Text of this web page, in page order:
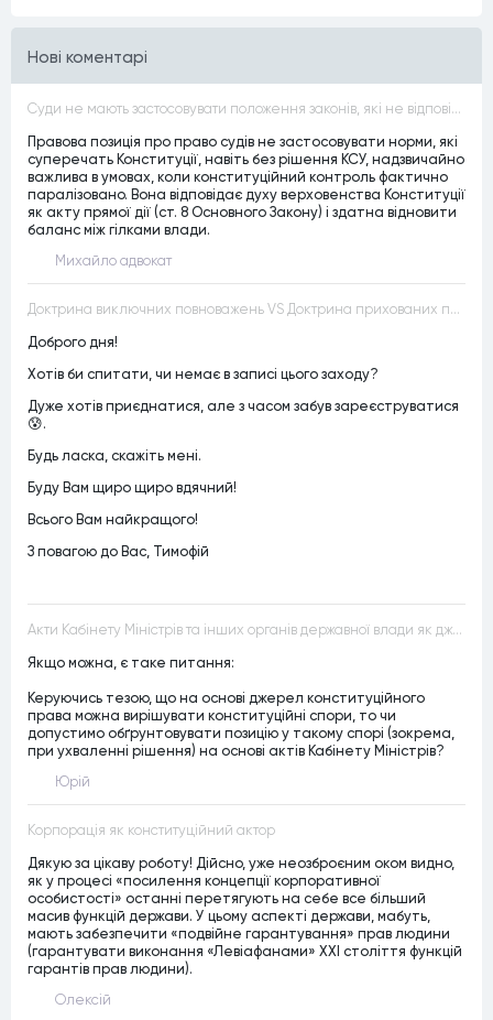
Нові коментарі
Суди не мають застосовувати положення законів, які не відповідають Конституції, незалежно від того, чи визнавалися вони Конституційним Судом України неконституційними, тобто закони, що суперечать Конституції України не можуть застосовуватися навіть у випадках, коли вони є чинними
Правова позиція про право судів не застосовувати норми, які
суперечать Конституції, навіть без рішення КСУ, надзвичайно
важлива в умовах, коли конституційний контроль фактично
паралізовано. Вона відповідає духу верховенства Конституції
як акту прямої дії (ст. 8 Основного Закону) і здатна відновити
баланс між гілками влади.
Михайло адвокат
Доктрина виключних повноважень VS Доктрина прихованих повноважень
Доброго дня!
Хотів би спитати, чи немає в записі цього заходу?
Дуже хотів приєднатися, але з часом забув зареєструватися
😰.
Будь ласка, скажіть мені.
Буду Вам щиро щиро вдячний!
Всього Вам найкращого!
З повагою до Вас, Тимофій
Акти Кабінету Міністрів та інших органів державної влади як джерела конституційного права
Якщо можна, є таке питання:
Керуючись тезою, що на основі джерел конституційного
права можна вирішувати конституційні спори, то чи
допустимо обґрунтовувати позицію у такому спорі (зокрема,
при ухваленні рішення) на основі актів Кабінету Міністрів?
Юрій
Корпорація як конституційний актор
Дякую за цікаву роботу! Дійсно, уже неозброєним оком видно,
як у процесі «посилення концепції корпоративної
особистості» останні перетягують на себе все більший
масив функцій держави. У цьому аспекті держави, мабуть,
мають забезпечити «подвійне гарантування» прав людини
(гарантувати виконання «Левіафанами» ХХІ століття функцій
гарантів прав людини).
Олексій